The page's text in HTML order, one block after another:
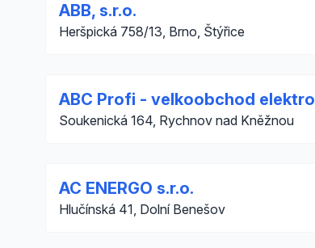
ABB, s.r.o.
Heršpická 758/13, Brno, Štýřice
ABC Profi - velkoobchod elektro
Soukenická 164, Rychnov nad Kněžnou
AC ENERGO s.r.o.
Hlučínská 41, Dolní Benešov